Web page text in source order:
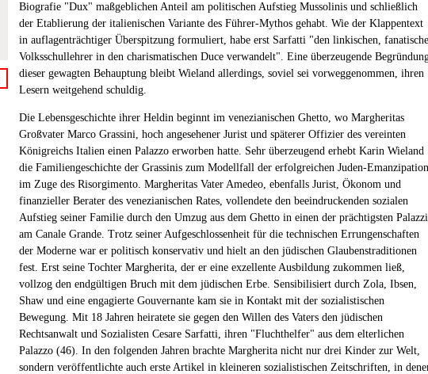
Biografie "Dux" maßgeblichen Anteil am politischen Aufstieg Mussolinis und schließlich
der Etablierung der italienischen Variante des Führer-Mythos gehabt. Wie der Klappentext
in auflagenträchtiger Überspitzung formuliert, habe erst Sarfatti "den linkischen,
Volksschullehrer in den charismatischen Duce verwandelt". Eine überzeugende
dieser gewagten Behauptung bleibt Wieland allerdings, soviel sei vorweggenommen, ihren
Lesern weitgehend schuldig.
Die Lebensgeschichte ihrer Heldin beginnt im venezianischen Ghetto, wo Margheritas
Großvater Marco Grassini, hoch angesehener Jurist und späterer Offizier des vereinten
Königreichs Italien einen Palazzo erworben hatte. Sehr überzeugend erhebt Karin Wieland
die Familiengeschichte der Grassinis zum Modellfall der erfolgreichen Juden-Emanzipation
im Zuge des Risorgimento. Margheritas Vater Amedeo, ebenfalls Jurist, Ökonom und
finanzieller Berater des venezianischen Rates, vollendete den beeindruckenden sozialen
Aufstieg seiner Familie durch den Umzug aus dem Ghetto in einen der prächtigsten Palazzi
am Canale Grande. Trotz seiner Aufgeschlossenheit für die technischen Errungenschaften
der Moderne war er politisch konservativ und hielt an den jüdischen Glaubenstraditionen
fest. Erst seine Tochter Margherita, der er eine exzellente Ausbildung zukommen ließ,
vollzog den endgültigen Bruch mit dem jüdischen Erbe. Sensibilisiert durch Zola, Ibsen,
Shaw und eine engagierte Gouvernante kam sie in Kontakt mit der sozialistischen
Bewegung. Mit 18 Jahren heiratete sie gegen den Willen des Vaters den jüdischen
Rechtsanwalt und Sozialisten Cesare Sarfatti, ihren "Fluchthelfer" aus dem elterlichen
Palazzo (46). In den folgenden Jahren brachte Margherita nicht nur drei Kinder zur Welt,
sondern veröffentlichte auch erste Artikel in kleineren sozialistischen Zeitschriften, in